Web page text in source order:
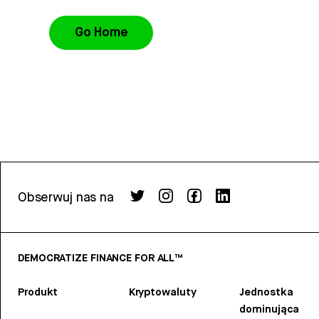
Go Home
Obserwuj nas na
DEMOCRATIZE FINANCE FOR ALL™
Produkt Kryptowaluty
Jednostka
dominująca